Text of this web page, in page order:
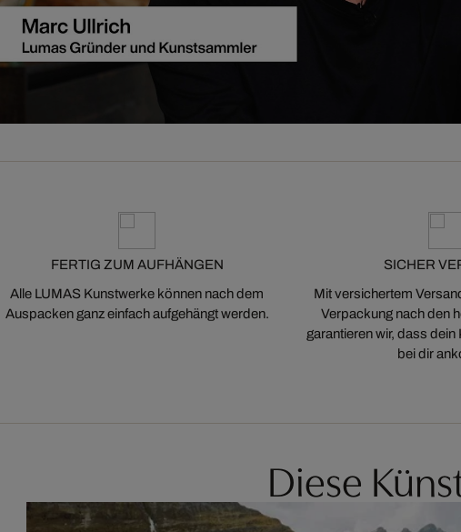
FERTIG ZUM AUFHÄNGEN
Alle LUMAS Kunstwerke können nach dem
Auspacken ganz einfach aufgehängt werden.
SICHER
Mit versichertem
Verpackung nach den
garantieren wir, dass
bei dir
Diese